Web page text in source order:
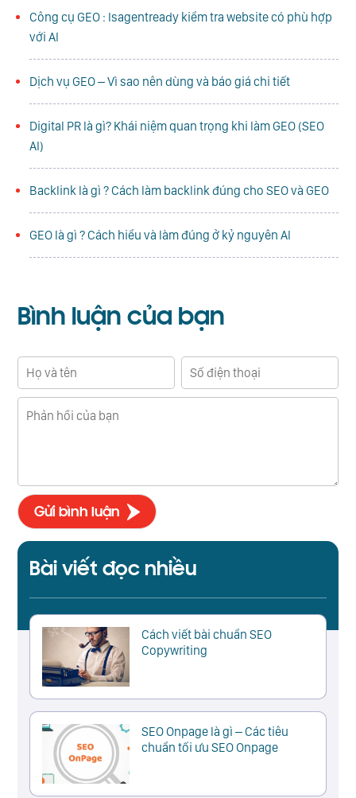
Công cụ GEO : Isagentready kiểm tra website có phù hợp
với AI
Dịch vụ GEO – Vì sao nên dùng và báo giá chi tiết
Digital PR là gì? Khái niệm quan trọng khi làm GEO (SEO
AI)
Backlink là gì ? Cách làm backlink đúng cho SEO và GEO
GEO là gì ? Cách hiểu và làm đúng ở kỷ nguyên AI
Bình luậncủa bạn
Bài viết đọc nhiều
Cách viết bài chuẩn SEO
Copywriting
SEO Onpage là gì – Các tiêu
chuẩn tối ưu SEO Onpage